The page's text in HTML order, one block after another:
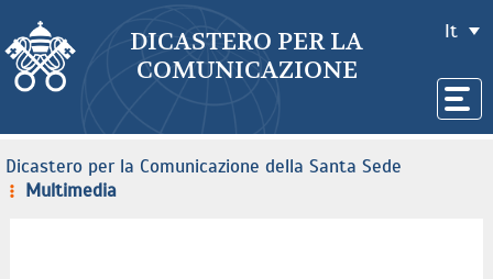
DICASTERO PER LA
COMUNICAZIONE
It
Dicastero per la Comunicazione della Santa Sede
Multimedia